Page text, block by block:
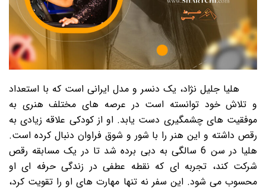
هلیا جلیل نژاد، یک دنسر و مدل ایرانی است که با استعداد
و تلاش خود توانسته است در عرصه های مختلف هنری به
موفقیت های چشمگیری دست یابد. او از کودکی علاقه زیادی به
رقص داشته و این هنر را با شور و شوق فراوان دنبال کرده است.
هلیا در سن 6 سالگی به دبی برده شد تا در یک مسابقه رقص
شرکت کند، تجربه ای که نقطه عطفی در زندگی حرفه ای او
محسوب می شود. این سفر نه تنها مهارت های او را تقویت کرد،